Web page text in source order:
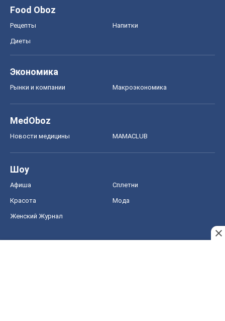
Food Oboz
Рецепты Напитки
Диеты
Экономика
Рынки и компании Mакроэкономика
MedOboz
Новости медицины MAMACLUB
Шоу
Афиша Сплетни
Красота Мода
Женский Журнал